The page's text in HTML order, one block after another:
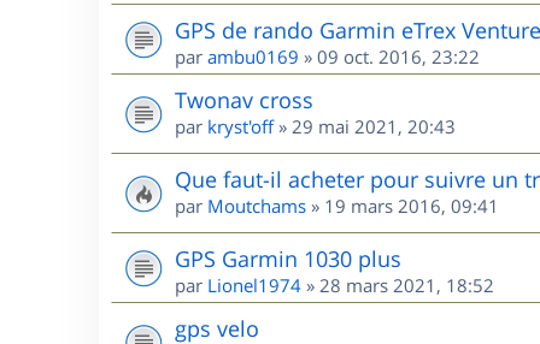
GPS de rando Garmin eTrex
par ambu0169 » 09 oct. 2016, 23:22
Twonav cross
par kryst'off» 29 mai 2021, 20:43
Que faut-il acheter pour suivre un
par Moutchams » 19 mars 2016, 09:41
GPS Garmin 1030 plus
par Lionel1974 » 28 mars 2021, 18:52
gps velo